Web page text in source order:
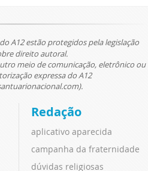
A12 estão protegidos pela legislação
direito autoral.
meio de comunicação, eletrônico ou
expressa do A12
Redação
aplicativo aparecida
campanha da fraternidade
dúvidas religiosas